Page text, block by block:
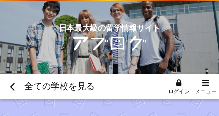
日本最大級の留学情報サイト
全ての学校を見る ログイン メニュー